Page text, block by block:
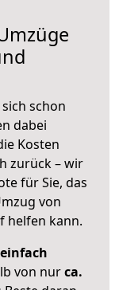
schon
dabei
Kosten
zurück – wir
für Sie, das
von
helfen kann.
von nurca.